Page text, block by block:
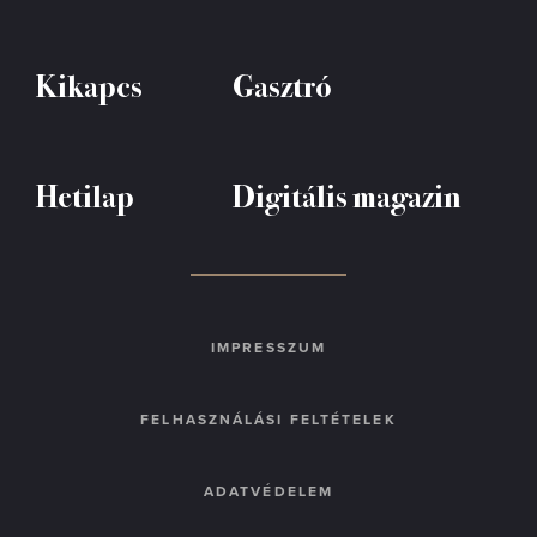
Kikapcs Gasztró
Hetilap Digitális magazin
IMPRESSZUM
FELHASZNÁLÁSI FELTÉTELEK
ADATVÉDELEM